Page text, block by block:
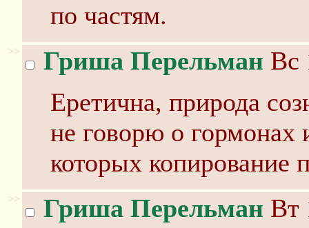
по частям.
>> Гриша Перельман Вс
Еретична, природа
не говорю о гормонах
которых копирование
>> Гриша Перельман Вт